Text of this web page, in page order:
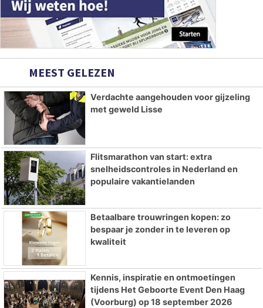
MEEST GELEZEN
Verdachte aangehouden voor gijzeling
met geweld Lisse
Flitsmarathon van start: extra
snelheidscontroles in Nederland en
populaire vakantielanden
Betaalbare trouwringen kopen: zo
bespaar je zonder in te leveren op
kwaliteit
Kennis, inspiratie en ontmoetingen
tijdens Het Geboorte Event Den Haag
(Voorburg) op 18 september 2026